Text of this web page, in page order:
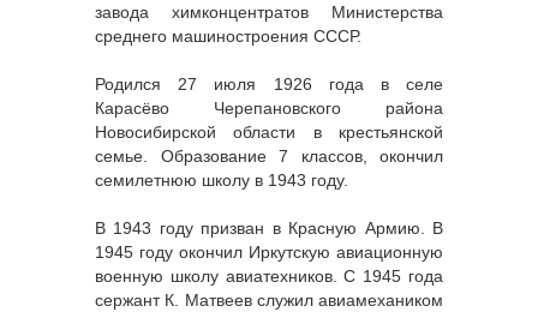
завода химконцентратов Министерства
среднего машиностроения СССР.
Родился 27 июля 1926 года в селе
Карасёво Черепановского района
Новосибирской области в крестьянской
семье. Образование 7 классов, окончил
семилетнюю школу в 1943 году.
В 1943 году призван в Красную Армию. В
1945 году окончил Иркутскую авиационную
военную школу авиатехников. С 1945 года
сержант К. Матвеев служил авиамехаником